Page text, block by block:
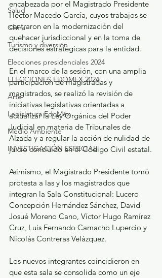
Salud
Clima
Turismo y diversión
Elecciones presidenciales 2024
ELECCIONES EDOMEX 2024
Arte
Legislatura EdoMéx
Medio Ambiente
INVESTIGACIÓN ESPECIAL
encabezada por el Magistrado Presidente
Héctor Macedo García, cuyos trabajos se
centraron en la modernización del
quehacer jurisdiccional y en la toma de
decisiones estratégicas para la entidad.
En el marco de la sesión, con una amplia
participación de magistradas y
magistrados, se realizó la revisión de
iniciativas legislativas orientadas a
actualizar la Ley Orgánica del Poder
Judicial en materia de Tribunales de
Alzada y a regular la acción de nulidad de
juicio concluido en el Código Civil estatal.
Asimismo, el Magistrado Presidente tomó
protesta a las y los magistrados que
integran la Sala Constitucional: Lucero
Concepción Hernández Sánchez, David
Josué Moreno Cano, Víctor Hugo Ramírez
Cruz, Luis Fernando Camacho Lupercio y
Nicolás Contreras Velázquez.
Los nuevos integrantes coincidieron en
que esta sala se consolida como un eje